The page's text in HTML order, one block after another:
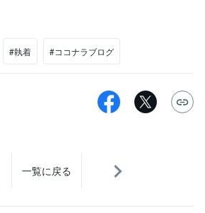
#執着 #ココナラブログ
一覧に戻る